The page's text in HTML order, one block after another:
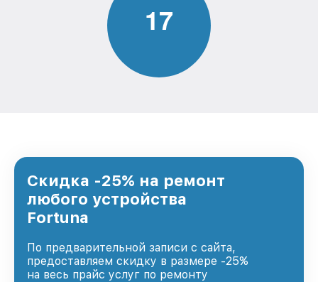
17
Скидка -25% на ремонт
любого устройства
Fortuna
По предварительной записи с сайта,
предоставляем скидку в размере -25%
на весь прайс услуг по ремонту